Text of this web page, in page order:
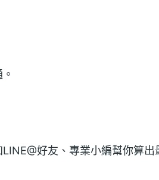
好友、專業小編幫你算出